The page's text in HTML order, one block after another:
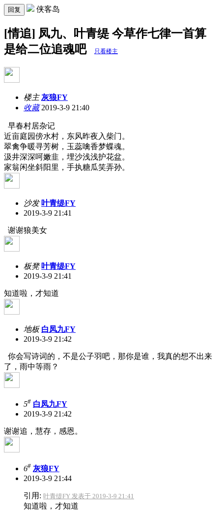
回复 侠客岛
[情追] 凤九、叶青缇 今草作七律一首算
是给二位追魂吧
只看楼主
楼主 灰狼FY
收藏2019-3-9 21:40
早春村居杂记
近亩庭园傍水村，东风昨夜入柴门。
翠禽争暖寻芳树，玉蕊噙香梦蝶魂。
汲井深深呵嫩韭，埋沙浅浅护花盆。
家翁闲坐斜阳里，手执糖瓜笑弄孙。
沙发 叶青缇FY
2019-3-9 21:41
谢谢狼美女
板凳 叶青缇FY
2019-3-9 21:41
知道啦，才知道
地板 白凤九FY
2019-3-9 21:42
你会写诗词的，不是公子羽吧，那你是谁，我真的想不出来
了，雨中等雨？
5# 白凤九FY
2019-3-9 21:42
谢谢追，慧存，感恩。
6# 灰狼FY
2019-3-9 21:44
引用: 叶青缇FY 发表于 2019-3-9 21:41
知道啦，才知道